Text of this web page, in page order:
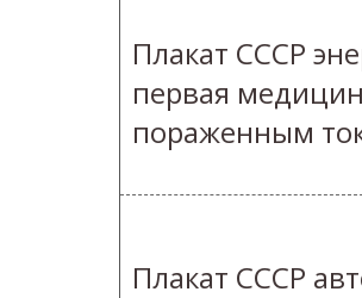
Плакат СССР
первая
пораженным
Плакат СССР